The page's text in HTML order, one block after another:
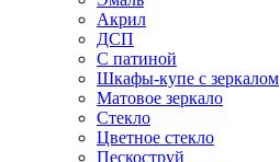
Акрил
ДСП
С патиной
Шкафы-купе с зеркалом
Матовое зеркало
Стекло
Цветное стекло
Пескоструй